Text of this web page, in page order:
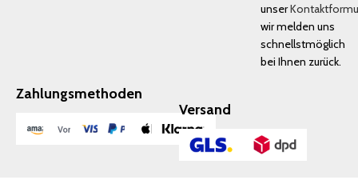
unser
wir melden uns
schnellstmöglich
bei Ihnen zurück.
Zahlungsmethoden
Versand